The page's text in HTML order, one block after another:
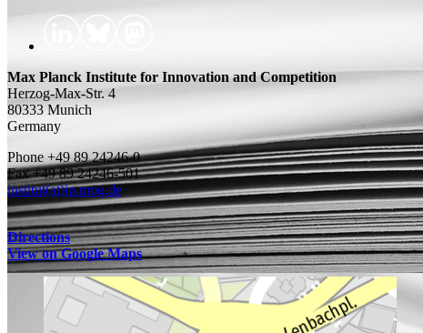
Max Planck Institute for Innovation and Competition
Herzog-Max-Str. 4
80333 Munich
Germany
Phone +49 89 24246-0
Fax +49 89 24246-501
institut(at)ip.mpg.de
Directions
View on Google Maps